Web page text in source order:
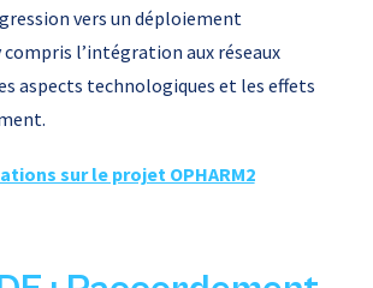
vers un déploiement
l’intégration aux réseaux
aspects technologiques et les effets
sur le projet OPHARM2